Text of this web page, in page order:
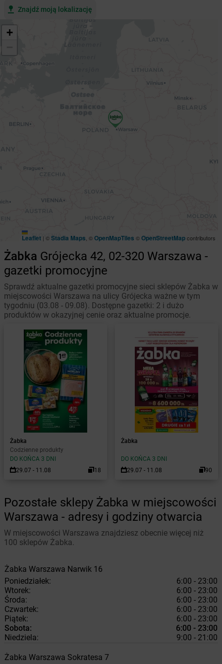
Znajdź moją lokalizację
+
Leaflet | ©Stadia Maps , ©OpenMapTiles ©OpenStreetMapcontributors
Żabka Grójecka 42, 02-320 Warszawa -
gazetki promocyjne
Sprawdź aktualne gazetki promocyjne sieci sklepów Żabka w
miejscowości Warszawa na ulicy Grójecka ważne w tym
tygodniu (03.08 - 09.08). Dostępne gazetki: 2 i dużo
produktów w okazyjnej cenie oraz aktualne promocje.
Żabka
Codzienne produkty
DO KOŃCA 3 DNI
29.07 - 11.08
18
Żabka
DO KOŃCA 3 DNI
29.07 - 11.08
90
Pozostałe sklepy Żabka w miejscowości
Warszawa - adresy i godziny otwarcia
W miejscowości Warszawa znajdziesz obecnie więcej niż
100 sklepów Żabka.
Żabka Warszawa Narwik 16
Poniedziałek:
6:00 - 23:00
Wtorek:
6:00 - 23:00
Środa:
6:00 - 23:00
Czwartek:
6:00 - 23:00
Piątek:
6:00 - 23:00
Sobota:
6:00 - 23:00
Niedziela:
9:00 - 21:00
Żabka Warszawa Sokratesa 7